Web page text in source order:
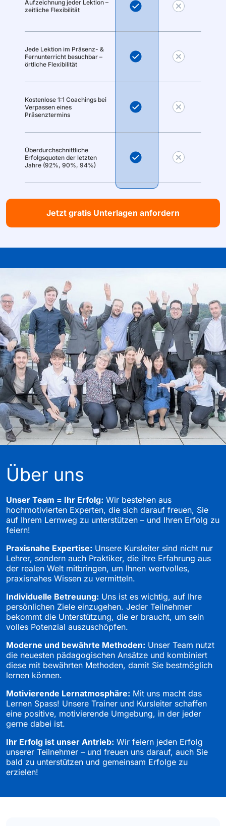
Aufzeichnung jeder Lektion –
zeitliche Flexibilität
Jede Lektion im Präsenz- &
Fernunterricht besuchbar –
örtliche Flexibilität
Kostenlose 1:1 Coachings bei
Verpassen eines
Präsenztermins
Überdurchschnittliche
Erfolgsquoten der letzten
Jahre (92%, 90%, 94%)
Jetzt gratis Unterlagen anfordern
Über uns
Unser Team = Ihr Erfolg: Wir bestehen aus
hochmotivierten Experten, die sich darauf freuen, Sie
auf Ihrem Lernweg zu unterstützen – und Ihren Erfolg zu
feiern!
Praxisnahe Expertise: Unsere Kursleiter sind nicht nur
Lehrer, sondern auch Praktiker, die ihre Erfahrung aus
der realen Welt mitbringen, um Ihnen wertvolles,
praxisnahes Wissen zu vermitteln.
Individuelle Betreuung: Uns ist es wichtig, auf Ihre
persönlichen Ziele einzugehen. Jeder Teilnehmer
bekommt die Unterstützung, die er braucht, um sein
volles Potenzial auszuschöpfen.
Moderne und bewährte Methoden: Unser Team nutzt
die neuesten pädagogischen Ansätze und kombiniert
diese mit bewährten Methoden, damit Sie bestmöglich
lernen können.
Motivierende Lernatmosphäre: Mit uns macht das
Lernen Spass! Unsere Trainer und Kursleiter schaffen
eine positive, motivierende Umgebung, in der jeder
gerne dabei ist.
Ihr Erfolg ist unser Antrieb: Wir feiern jeden Erfolg
unserer Teilnehmer – und freuen uns darauf, auch Sie
bald zu unterstützen und gemeinsam Erfolge zu
erzielen!